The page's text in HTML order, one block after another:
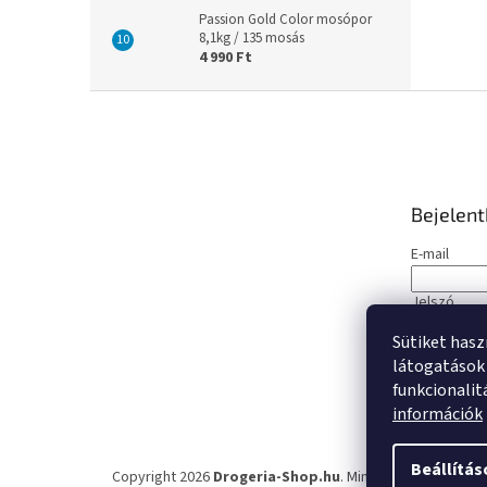
Sütiket
információk
Passion Gold Color mosópor
8,1kg / 135 mosás
4 990 Ft
E-mail
Jelszó
Új
Copyright 2026 Drogeria-Shop.hu. Minden jog